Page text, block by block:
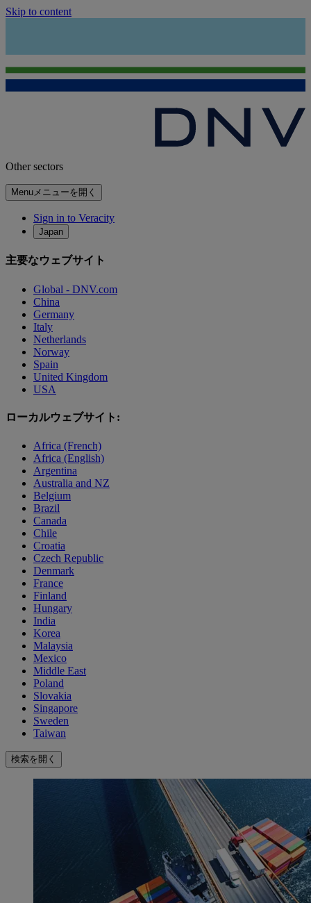
Skip to content
Other sectors
Menuメニューを開く
Sign in to Veracity
Japan
主要なウェブサイト
Global - DNV.com
China
Germany
Italy
Netherlands
Norway
Spain
United Kingdom
USA
ローカルウェブサイト:
Africa (French)
Africa (English)
Argentina
Australia and NZ
Belgium
Brazil
Canada
Chile
Croatia
Czech Republic
Denmark
France
Finland
Hungary
India
Korea
Malaysia
Mexico
Middle East
Poland
Slovakia
Singapore
Sweden
Taiwan
検索を開く